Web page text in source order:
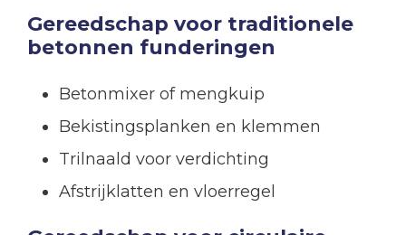
Gereedschap voor traditionele
betonnen funderingen
Betonmixer of mengkuip
Bekistingsplanken en klemmen
Trilnaald voor verdichting
Afstrijklatten en vloerregel